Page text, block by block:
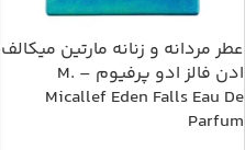
عطر مردانه و زنانه مارتین میکالف
ادن فالز ادو پرفیوم – M.
Micallef Eden Falls Eau De
Parfum